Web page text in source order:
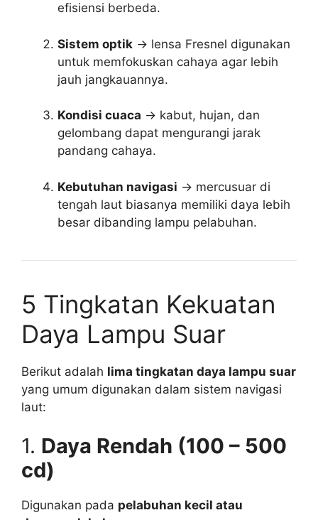
efisiensi berbeda.
Sistem optik → lensa Fresnel digunakan
untuk memfokuskan cahaya agar lebih
jauh jangkauannya.
Kondisi cuaca → kabut, hujan, dan
gelombang dapat mengurangi jarak
pandang cahaya.
Kebutuhan navigasi → mercusuar di
tengah laut biasanya memiliki daya lebih
besar dibanding lampu pelabuhan.
5 Tingkatan Kekuatan
Daya Lampu Suar
Berikut adalah lima tingkatan daya lampu suar
yang umum digunakan dalam sistem navigasi
laut:
1. Daya Rendah (100 – 500
cd)
Digunakan pada pelabuhan kecil atau